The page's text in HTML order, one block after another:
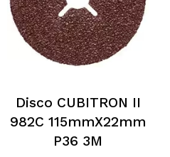
Disco CUBITRON II
982C 115mmX22mm
P36 3M